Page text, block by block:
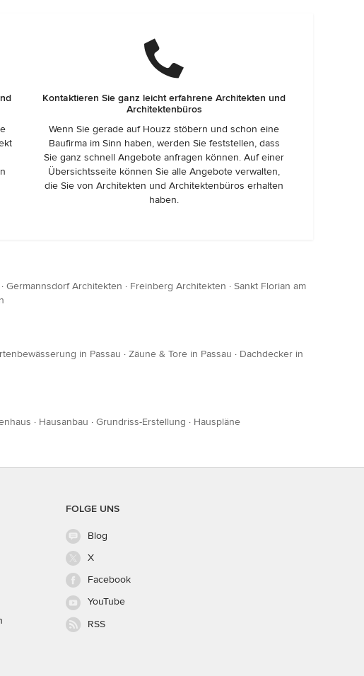
Kontaktieren Sie ganz leicht erfahrene Architekten und
Architektenbüros
Wenn Sie gerade auf Houzz stöbern und schon eine
Baufirma im Sinn haben, werden Sie feststellen, dass
Sie ganz schnell Angebote anfragen können. Auf einer
Übersichtsseite können Sie alle Angebote verwalten,
die Sie von Architekten und Architektenbüros erhalten
haben.
· Germannsdorf Architekten · Freinberg Architekten · Sankt Florian am
in Passau · Zäune & Tore in Passau · Dachdecker in
· Hausanbau · Grundriss-Erstellung · Hauspläne
FOLGE UNS
Blog
X
Facebook
YouTube
RSS